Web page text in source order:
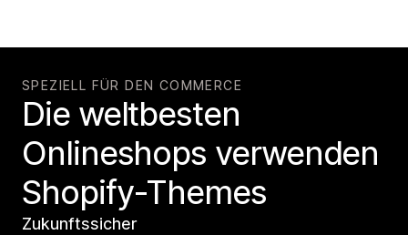
SPEZIELL FÜR DEN COMMERCE
Die weltbesten
Onlineshops verwenden
Shopify-Themes
Zukunftssicher